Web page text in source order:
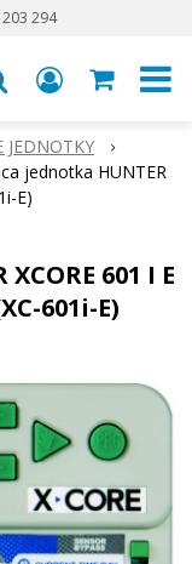
294
JEDNOTKY
jednotka HUNTER
E)
601 I E
601i-E)